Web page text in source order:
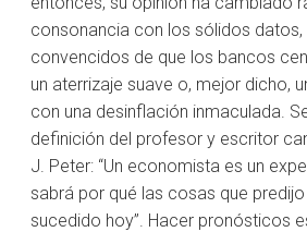
consonancia con los sólidos datos,
convencidos de que los bancos
un aterrizaje suave o, mejor dicho,
con una desinflación inmaculada.
definición del profesor y escritor
J. Peter: “Un economista es un
sabrá por qué las cosas que
sucedido hoy”. Hacer pronósticos